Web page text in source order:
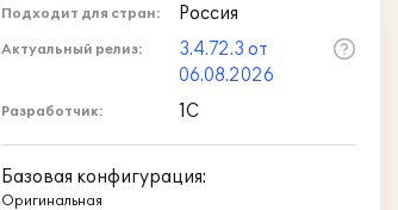
Подходит для стран: Россия
Актуальный релиз:
3.4.72.3 от
06.08.2026
Разработчик: 1С
Базовая конфигурация:
Оригинальная